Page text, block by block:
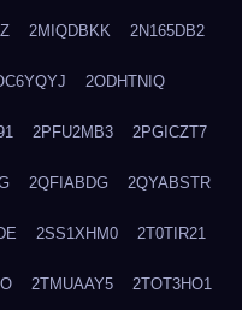
2MIQDBKK 2N165DB2
2ODHTNIQ
2PFU2MB3 2PGICZT7
2QFIABDG 2QYABSTR
2SS1XHM0 2T0TIR21
2TMUAAY5 2TOT3HO1